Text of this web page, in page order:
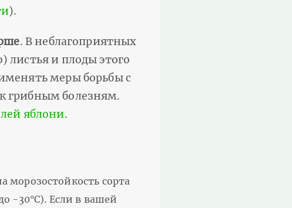
).
. В неблагоприятных
листья и плоды этого
меры борьбы с
грибным болезням.
яблони.
морозостойкость сорта
-30°С). Если в вашей